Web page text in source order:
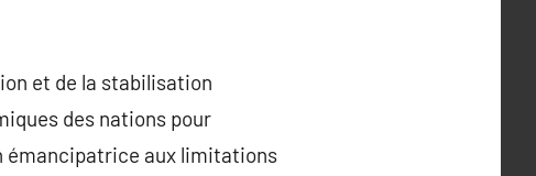
et de la stabilisation
des nations pour
émancipatrice aux limitations